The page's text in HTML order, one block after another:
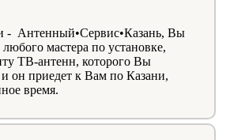
- Антенный•Сервис•Казань, Вы
мастера по установке,
ТВ-антенн, которого Вы
он приедет к Вам по Казани,
время.